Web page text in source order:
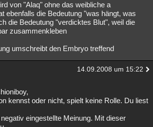
von "Alaq" ohne das weibliche a
ebenfalls die Bedeutung "was hängt, was
die Bedeutung "verdicktes Blut", weil die
zusammenkleben
umschreibt den Embryo treffend
14.09.2008 um 15:22
kennst oder nicht, spielt keine Rolle. Du liest
eingestellte Meinung. Mit dieser